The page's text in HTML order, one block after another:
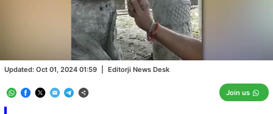
Updated: Oct 01, 2024 01:59 Editorji News Desk
Join us
Unmute
/
Loaded
46.27%